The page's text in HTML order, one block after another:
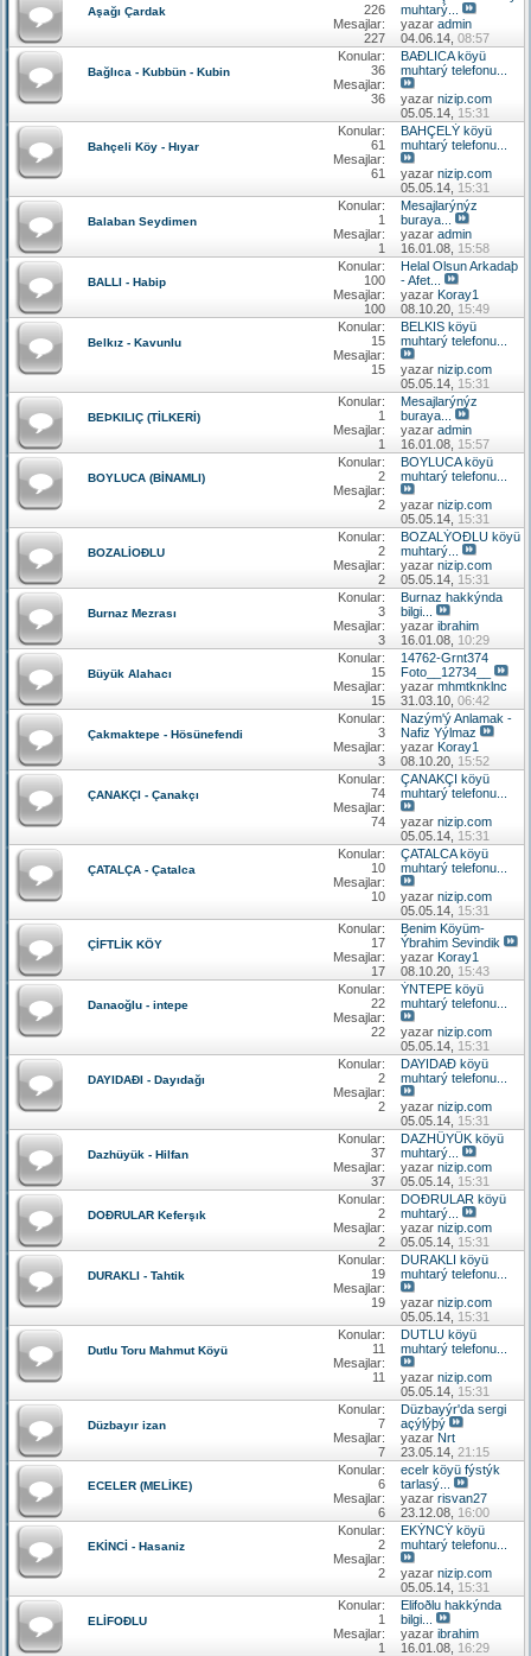
Aşağı Çardak
226
Mesajlar:
227
muhtarý...
yazar admin
04.06.14, 08:57
Bağlıca - Kubbün - Kubin
Konular:
36
Mesajlar:
36
BAÐLICA köyü
muhtarý telefonu...
yazar nizip.com
05.05.14, 15:31
Bahçeli Köy - Hıyar
Konular:
61
Mesajlar:
61
BAHÇELÝ köyü
muhtarý telefonu...
yazar nizip.com
05.05.14, 15:31
Balaban Seydimen
Konular:
1
Mesajlar:
1
Mesajlarýnýz
buraya...
yazar admin
16.01.08, 15:58
BALLI - Habip
Konular:
100
Mesajlar:
100
Helal Olsun Arkadaþ
- Afet...
yazar Koray1
08.10.20, 15:49
Belkız - Kavunlu
Konular:
15
Mesajlar:
15
BELKIS köyü
muhtarý telefonu...
yazar nizip.com
05.05.14, 15:31
BEÞKILIÇ (TİLKERİ)
Konular:
1
Mesajlar:
1
Mesajlarýnýz
buraya...
yazar admin
16.01.08, 15:57
BOYLUCA (BİNAMLI)
Konular:
2
Mesajlar:
2
BOYLUCA köyü
muhtarý telefonu...
yazar nizip.com
05.05.14, 15:31
BOZALİOÐLU
Konular:
2
Mesajlar:
2
BOZALÝOÐLU köyü
muhtarý...
yazar nizip.com
05.05.14, 15:31
Burnaz Mezrası
Konular:
3
Mesajlar:
3
Burnaz hakkýnda
bilgi...
yazar ibrahim
16.01.08, 10:29
Büyük Alahacı
Konular:
15
Mesajlar:
15
14762-Grnt374
Foto__12734__
yazar mhmtknklnc
31.03.10, 06:42
Çakmaktepe - Hösünefendi
Konular:
3
Mesajlar:
3
Nazým'ý Anlamak -
Nafiz Yýlmaz
yazar Koray1
08.10.20, 15:52
ÇANAKÇI - Çanakçı
Konular:
74
Mesajlar:
74
ÇANAKÇI köyü
muhtarý telefonu...
yazar nizip.com
05.05.14, 15:31
ÇATALÇA - Çatalca
Konular:
10
Mesajlar:
10
ÇATALCA köyü
muhtarý telefonu...
yazar nizip.com
05.05.14, 15:31
ÇİFTLİK KÖY
Konular:
17
Mesajlar:
17
Benim Köyüm-
Ýbrahim Sevindik
yazar Koray1
08.10.20, 15:43
Danaoğlu - intepe
Konular:
22
Mesajlar:
22
ÝNTEPE köyü
muhtarý telefonu...
yazar nizip.com
05.05.14, 15:31
DAYIDAÐI - Dayıdağı
Konular:
2
Mesajlar:
2
DAYIDAÐ köyü
muhtarý telefonu...
yazar nizip.com
05.05.14, 15:31
Dazhüyük - Hilfan
Konular:
37
Mesajlar:
37
DAZHÜYÜK köyü
muhtarý...
yazar nizip.com
05.05.14, 15:31
DOÐRULAR Keferşık
Konular:
2
Mesajlar:
2
DOÐRULAR köyü
muhtarý...
yazar nizip.com
05.05.14, 15:31
DURAKLI - Tahtik
Konular:
19
Mesajlar:
19
DURAKLI köyü
muhtarý telefonu...
yazar nizip.com
05.05.14, 15:31
Dutlu Toru Mahmut Köyü
Konular:
11
Mesajlar:
11
DUTLU köyü
muhtarý telefonu...
yazar nizip.com
05.05.14, 15:31
Düzbayır izan
Konular:
7
Mesajlar:
7
Düzbayýr'da sergi
açýlýþý
yazar Nrt
23.05.14, 21:15
ECELER (MELİKE)
Konular:
6
Mesajlar:
6
ecelr köyü fýstýk
tarlasý...
yazar risvan27
23.12.08, 16:00
EKİNCİ - Hasaniz
Konular:
2
Mesajlar:
2
EKÝNCÝ köyü
muhtarý telefonu...
yazar nizip.com
05.05.14, 15:31
ELİFOÐLU
Konular:
1
Mesajlar:
1
Elifoðlu hakkýnda
bilgi...
yazar ibrahim
16.01.08, 16:29